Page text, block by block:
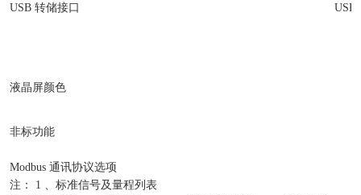
USB 转储接口 USB
液晶屏颜色
非标功能
Modbus 通讯协议选项
注： 1 、标准信号及量程列表